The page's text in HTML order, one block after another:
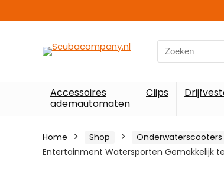
Search
for:
Accessoires
ademautomaten
Clips
Home Shop Onderwaterscooters
Entertainment Watersporten Gemakkelijk